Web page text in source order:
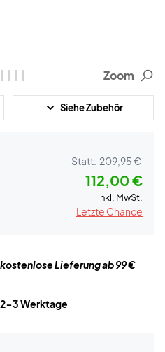
Zoom
Siehe Zubehör
Statt: 209,95 €
112,00 €
inkl. MwSt.
Letzte Chance
Lieferung ab 99 €
3 Werktage